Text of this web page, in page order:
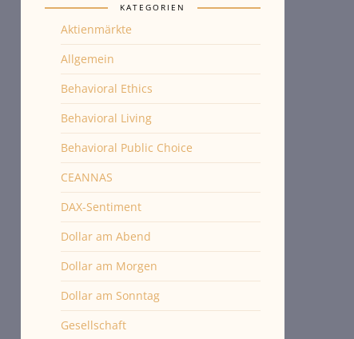
KATEGORIEN
Aktienmärkte
Allgemein
Behavioral Ethics
Behavioral Living
Behavioral Public Choice
CEANNAS
DAX-Sentiment
Dollar am Abend
Dollar am Morgen
Dollar am Sonntag
Gesellschaft